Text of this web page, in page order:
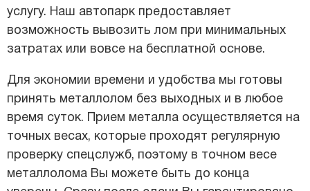
услугу. Наш автопарк предоставляет
возможность вывозить лом при минимальных
затратах или вовсе на бесплатной основе.
Для экономии времени и удобства мы готовы
принять металлолом без выходных и в любое
время суток. Прием металла осуществляется на
точных весах, которые проходят регулярную
проверку спецслужб, поэтому в точном весе
металлолома Вы можете быть до конца